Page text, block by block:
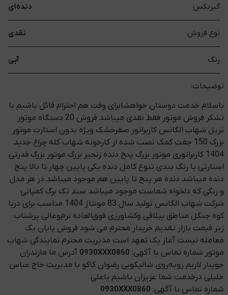
گیربکس دنده‌ای
نوع فروش نقدی
رنگ آبی
توضیحات:
باسلام خدمت دوستان خواهشا‌برای وقت هم احترام قائل باشیم با
تشکر فروش موتور فقط نقدی میباشد فروش 20 دستگاه موتور
تریل شهاب الگانس کاربراتور صفرخشک ویژه بدون استارت موتور
بزرگ 150 جفت کمک نصب شده از کارخونه شهاب کله چراغ جدید
1404 کاربراتوری موتور بزرگ پنج دنده زنجیر بزرگ موتور بزرگ قدرتی
استارتی با رنگ بندی تنوع کامل دنده یکی پایین چهار تا بالا پنج
دنده میباشد دنده هر پنج تا پایین هم موجود میباشد در هر مدل
و رنگی که دلخواه شماست موجود میباشد سند تک برگ کمپانی
شرکت شهاب الگانس تولید سال 83 مونتاژ 1404 مناسب برای دریا
کوه جنگل مناطق ییلاقی و‌کشاورزی فوق‌العاده نرم‌وعالی پرشتاب
زیر قیمت بازار تقدیم خریدار محترم می شود فروش پایان یک
معامله نیست آغاز یک تعهد است مدیریت محترم نمایندگی شهاب
موتور شماره تماس با آگهی: 0930XXX0860 آدرس ما مازندران
جویبار لاریم روبه‌روی شالیکوبی رضوان کاکو با مدیریت حاج عباس
خلیلی درخدمت شما عزیزان باشیم یاعلی
شماره تماس با آگهی: 0930XXX0860